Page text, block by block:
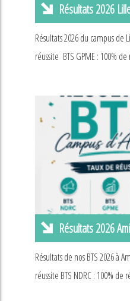
Résultats 2026
Résultats 2026 du campus
réussite BTS GPME : 100%
Résultats 2026
Résultats de nos BTS 2026 à
réussite BTS NDRC : 100% de